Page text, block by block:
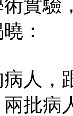
實驗
：
人，
兩批